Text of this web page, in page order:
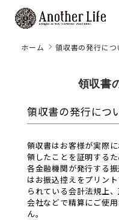
ホーム 領収書の発行につ
領収書
領収書の発行につ
領収書はお客様が実際
領したことを証明するた
各金融機関が発行する
はお振込控えをプリン
られている会計法規上
会社などで精算にご使
ん。